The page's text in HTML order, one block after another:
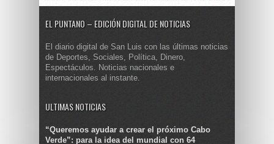
EL PUNTANO – EDICIÓN DIGITAL DE NOTICIAS
El diario digital de San Luis con las últimas noticias
de Deportes, Sociales, Política, Dinero,
Espectáculos. Noticias nacionales e
internacionales al instante.
ULTIMAS NOTICIAS
“Queremos ayudar a crear el próximo Cabo
Verde”: para la idea del mundial con 64